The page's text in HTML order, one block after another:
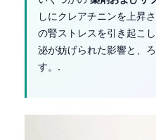
しにクレアチニンを上昇
の腎ストレスを引き起こ
泌が妨げられた影響と、
す。.